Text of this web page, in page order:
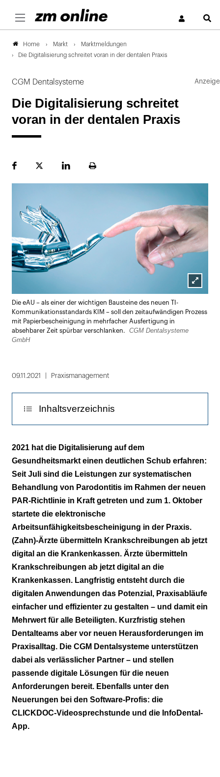
Home Markt
Marktmeldungen
Die Digitalisierung schreitet voran in der dentalen Praxis
CGM Dentalsysteme
Die Digitalisierung schreitet
voran in der dentalen Praxis
FacebookPlattformLinekdInSeite
Lightbox
Die eAU – als einer der wichtigen Bausteine des neuen TI-
Kommunikationsstandards KIM – soll den zeitaufwändigen Prozess
mit Papierbescheinigung in mehrfacher Ausfertigung in
absehbarer Zeit spürbar verschlanken.
CGM Dentalsysteme
GmbH
09.11.2021 Praxismanagement
Inhaltsverzeichnis
PAR-Richtlinie: CGM Z1.PRO-
Module, ERLEICHTERN die Umsetzung
Vereinfachter Workflow: Start frei für die eAU
CLICKDOC – digitale
Kommunikationsplattform
Endspurt für die neue CGM InfoDental App
2021 hat die Digitalisierung auf dem
Gesundheitsmarkt einen deutlichen Schub erfahren:
Seit Juli sind die Leistungen zur systematischen
Behandlung von Parodontitis im Rahmen der neuen
PAR-Richtlinie in Kraft getreten und zum 1. Oktober
startete die elektronische
Arbeitsunfähigkeitsbescheinigung in der Praxis.
(Zahn)-Ärzte übermitteln Krankschreibungen ab jetzt
digital an die Krankenkassen. Ärzte übermitteln
Krankschreibungen ab jetzt digital an die
Krankenkassen. Langfristig entsteht durch die
digitalen Anwendungen das Potenzial, Praxisabläufe
einfacher und effizienter zu gestalten – und damit ein
Mehrwert für alle Beteiligten. Kurzfristig stehen
Dentalteams aber vor neuen Herausforderungen im
Praxisalltag. Die CGM Dentalsysteme unterstützen
dabei als verlässlicher Partner – und stellen
passende digitale Lösungen für die neuen
Anforderungen bereit. Ebenfalls unter den
Neuerungen bei den Software-Profis: die
CLICKDOC-Videosprechstunde und die InfoDental-
App.